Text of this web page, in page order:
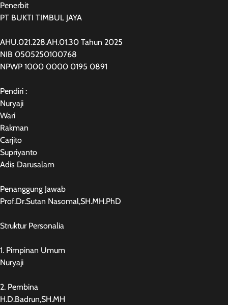
Penerbit
PT BUKTI TIMBUL JAYA
AHU.021.228.AH.01.30 Tahun 2025
NIB 0505250100768
NPWP 1000 0000 0195 0891
Pendiri :
Nuryaji
Wari
Rakman
Carjito
Supriyanto
Adis Darusalam
Penanggung Jawab
Prof.Dr.Sutan Nasomal,SH.MH.PhD
Struktur Personalia
1. Pimpinan Umum
Nuryaji
2. Pembina
H.D.Badrun,SH.MH